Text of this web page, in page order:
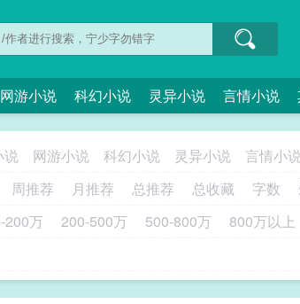
网游小说 科幻小说 灵异小说 言情小说
说 网游小说 科幻小说 灵异小说 言情小
周推荐 月推荐 总推荐 总收藏 字数
200万 200-500万 500-800万
800万以上